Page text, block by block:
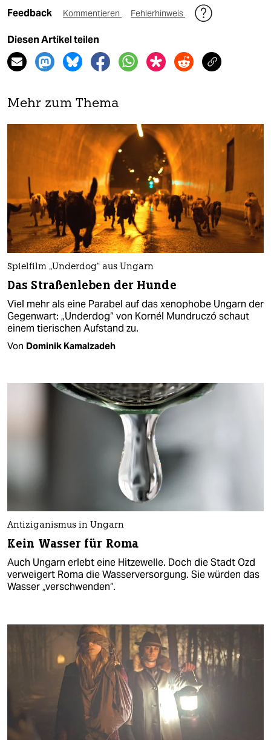
Feedback Kommentieren Fehlerhinweis
Diesen Artikel teilen
Mehr zum Thema
Spielfilm „Underdog“ aus Ungarn
Das Straßenleben der Hunde
Viel mehr als eine Parabel auf das xenophobe Ungarn der
Gegenwart: „Underdog“ von Kornél Mundruczó schaut
einem tierischen Aufstand zu.
Von Dominik Kamalzadeh
Antiziganismus in Ungarn
Kein Wasser für Roma
Auch Ungarn erlebt eine Hitzewelle. Doch die Stadt Ozd
verweigert Roma die Wasserversorgung. Sie würden das
Wasser „verschwenden“.